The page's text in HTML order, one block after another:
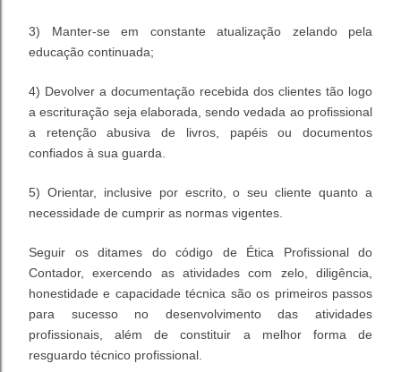
3) Manter-se em constante atualização zelando pela
educação continuada;
4) Devolver a documentação recebida dos clientes tão logo
a escrituração seja elaborada, sendo vedada ao profissional
a retenção abusiva de livros, papéis ou documentos
confiados à sua guarda.
5) Orientar, inclusive por escrito, o seu cliente quanto a
necessidade de cumprir as normas vigentes.
Seguir os ditames do código de Ética Profissional do
Contador, exercendo as atividades com zelo, diligência,
honestidade e capacidade técnica são os primeiros passos
para sucesso no desenvolvimento das atividades
profissionais, além de constituir a melhor forma de
resguardo técnico profissional.